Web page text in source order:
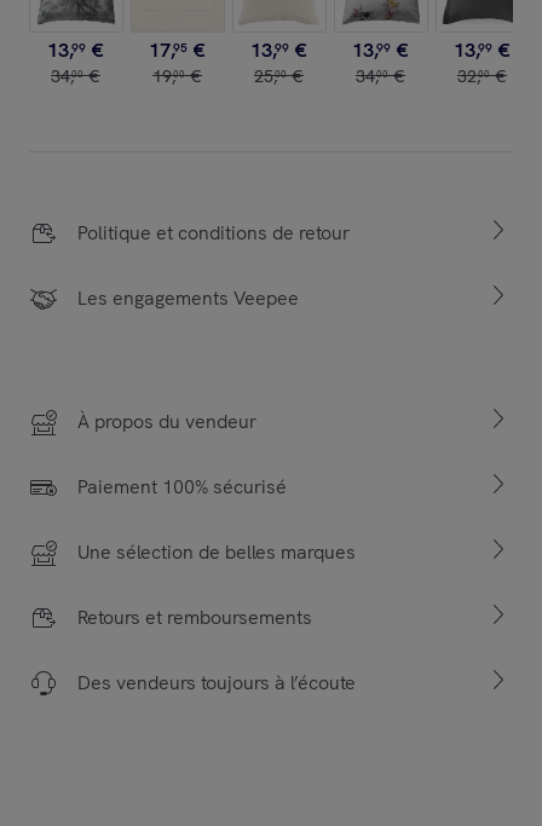
13,99 €
34,00 €
17,95 €
19,00 €
13,99 €
25,00 €
13,99 €
34,00 €
13,99 €
32,00 €
Politique et conditions de retour
Les engagements Veepee
À propos du vendeur
Paiement 100% sécurisé
Une sélection de belles marques
Retours et remboursements
Des vendeurs toujours à l’écoute